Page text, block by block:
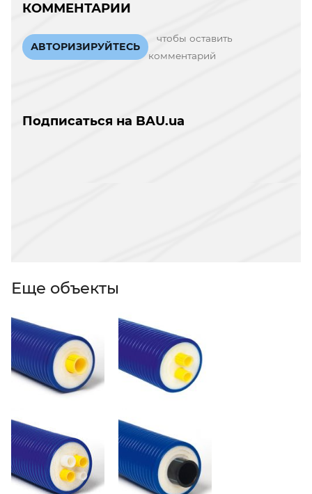
КОММЕНТАРИИ
АВТОРИЗИРУЙТЕСЬ
чтобы оставить
комментарий
Подписаться на BAU.ua
Еще объекты